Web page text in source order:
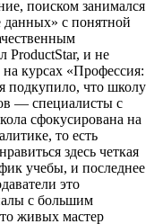
поиском занимался
с понятной
ProductStar, и не
курсах «Профессия:
подкупило, что школу
— специалисты с
сфокусирована на
то есть
здесь четкая
учебы, и последнее
это
с большим
живых мастер